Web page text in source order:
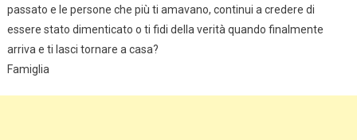
passato e le persone che più ti amavano, continui a credere di
essere stato dimenticato o ti fidi della verità quando finalmente
arriva e ti lasci tornare a casa?
Famiglia